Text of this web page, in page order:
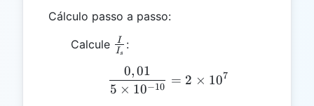
Cálculo passo a passo:
Calcule \frac{I}
{I_s}
Is
I :
\frac{0,01}{5 \times
5 × 10−10
0, 01
= 2 × 107